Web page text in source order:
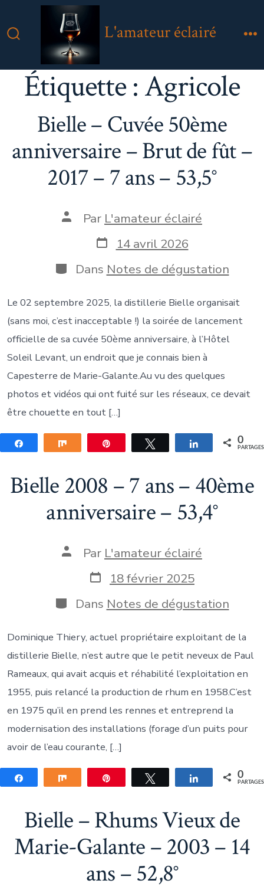
au
Bascule
Rechercher
L'amateur éclairé
Étiquette :Agricole
Bielle – Cuvée 50ème
anniversaire – Brut de fût –
2017 – 7 ans – 53,5°
Auteur
publication
Par L'amateur éclairé
Date
de
publication
14 avril 2026
Catégories
Dans Notes de dégustation
Le 02 septembre 2025, la distillerie Bielle organisait
(sans moi, c’est inacceptable !) la soirée de lancement
officielle de sa cuvée 50ème anniversaire, à l’Hôtel
Soleil Levant, un endroit que je connais bien à
Capesterre de Marie-Galante.Au vu des quelques
photos et vidéos qui ont fuité sur les réseaux, ce devait
être chouette en tout […]
Partagez Partagez Tweetez Partagez 0
PARTAGES
Bielle 2008 – 7 ans – 40ème
anniversaire – 53,4°
Auteur
publication
Par L'amateur éclairé
Date
de
publication
18 février 2025
Catégories
Dans Notes de dégustation
Dominique Thiery, actuel propriétaire exploitant de la
distillerie Bielle, n’est autre que le petit neveux de Paul
Rameaux, qui avait acquis et réhabilité l’exploitation en
1955, puis relancé la production de rhum en 1958.C’est
en 1975 qu’il en prend les rennes et entreprend la
modernisation des installations (forage d’un puits pour
avoir de l’eau courante, […]
Partagez Partagez Tweetez Partagez 0
PARTAGES
Bielle – Rhums Vieux de
Marie-Galante – 2003 – 14
ans – 52,8°